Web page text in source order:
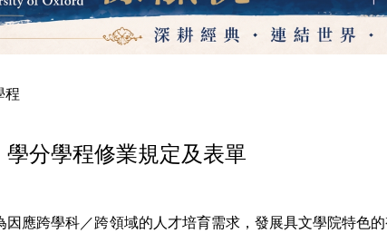
，特聘英國牛津大學陳靝沅講座教授
程
學分學程修業規定及表單
因應跨學科／跨領域的人才培育需求，發展具文學院特色